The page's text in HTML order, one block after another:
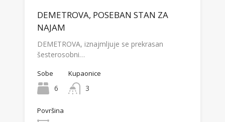
DEMETROVA, POSEBAN STAN ZA
NAJAM
DEMETROVA, iznajmljuje se prekrasan
šesterosobni…
Sobe
6
Kupaonice
3
Površina